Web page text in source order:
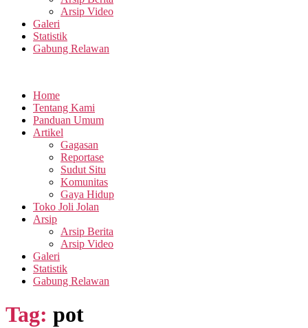
Arsip Video
Galeri
Statistik
Gabung Relawan
Home
Tentang Kami
Panduan Umum
Artikel
Gagasan
Reportase
Sudut Situ
Komunitas
Gaya Hidup
Toko Joli Jolan
Arsip
Arsip Berita
Arsip Video
Galeri
Statistik
Gabung Relawan
Tag: pot